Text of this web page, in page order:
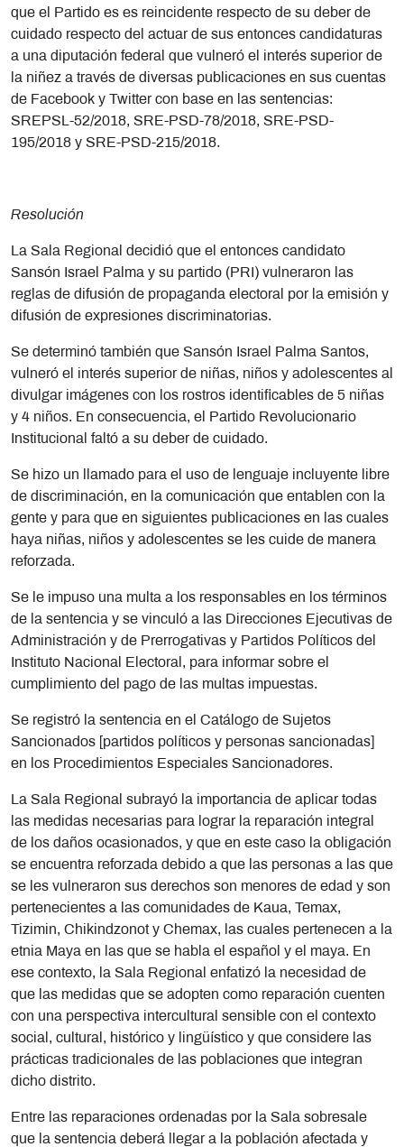
que el Partido es es reincidente respecto de su deber de
cuidado respecto del actuar de sus entonces candidaturas
a una diputación federal que vulneró el interés superior de
la niñez a través de diversas publicaciones en sus cuentas
de Facebook y Twitter con base en las sentencias:
SREPSL-52/2018, SRE-PSD-78/2018, SRE-PSD-
195/2018 y SRE-PSD-215/2018.
Resolución
La Sala Regional decidió que el entonces candidato
Sansón Israel Palma y su partido (PRI) vulneraron las
reglas de difusión de propaganda electoral por la emisión y
difusión de expresiones discriminatorias.
Se determinó también que Sansón Israel Palma Santos,
vulneró el interés superior de niñas, niños y adolescentes al
divulgar imágenes con los rostros identificables de 5 niñas
y 4 niños. En consecuencia, el Partido Revolucionario
Institucional faltó a su deber de cuidado.
Se hizo un llamado para el uso de lenguaje incluyente libre
de discriminación, en la comunicación que entablen con la
gente y para que en siguientes publicaciones en las cuales
haya niñas, niños y adolescentes se les cuide de manera
reforzada.
Se le impuso una multa a los responsables en los términos
de la sentencia y se vinculó a las Direcciones Ejecutivas de
Administración y de Prerrogativas y Partidos Políticos del
Instituto Nacional Electoral, para informar sobre el
cumplimiento del pago de las multas impuestas.
Se registró la sentencia en el Catálogo de Sujetos
Sancionados [partidos políticos y personas sancionadas]
en los Procedimientos Especiales Sancionadores.
La Sala Regional subrayó la importancia de aplicar todas
las medidas necesarias para lograr la reparación integral
de los daños ocasionados, y que en este caso la obligación
se encuentra reforzada debido a que las personas a las que
se les vulneraron sus derechos son menores de edad y son
pertenecientes a las comunidades de Kaua, Temax,
Tizimin, Chikindzonot y Chemax, las cuales pertenecen a la
etnia Maya en las que se habla el español y el maya. En
ese contexto, la Sala Regional enfatizó la necesidad de
que las medidas que se adopten como reparación cuenten
con una perspectiva intercultural sensible con el contexto
social, cultural, histórico y linguístico y que considere las
prácticas tradicionales de las poblaciones que integran
dicho distrito.
Entre las reparaciones ordenadas por la Sala sobresale
que la sentencia deberá llegar a la población afectada y